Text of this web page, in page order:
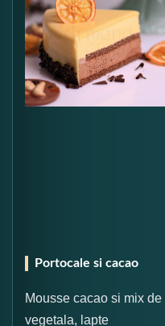
Portocale si cacao
Mousse cacao si mix
vegetala, lapte